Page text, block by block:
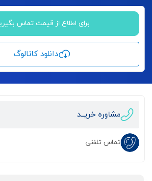
برای اطلاع از قیمت تماس
دانلود کاتالوگ
مشاوره خریــد
تماس تلفنی